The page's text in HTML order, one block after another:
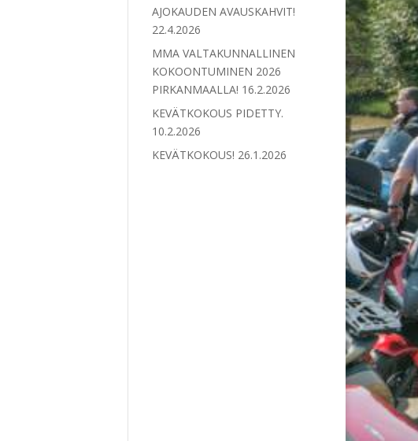
AJOKAUDEN AVAUSKAHVIT!
22.4.2026
MMA VALTAKUNNALLINEN
KOKOONTUMINEN 2026
PIRKANMAALLA! 16.2.2026
KEVÄTKOKOUS PIDETTY.
10.2.2026
KEVÄTKOKOUS! 26.1.2026